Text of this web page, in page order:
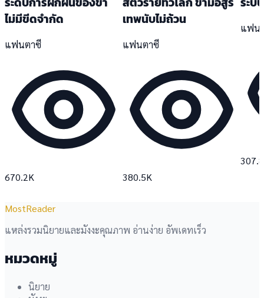
ไม่มีขีดจำกัด
แฟนตาซี
670.2K
เทพนับไม่ถ้วน
แฟนตาซี
380.5K
แฟน
MostReader
แหล่งรวมนิยายและมังงะคุณภาพ อ่านง่าย อัพเดทเร็ว
หมวดหมู่
นิยาย